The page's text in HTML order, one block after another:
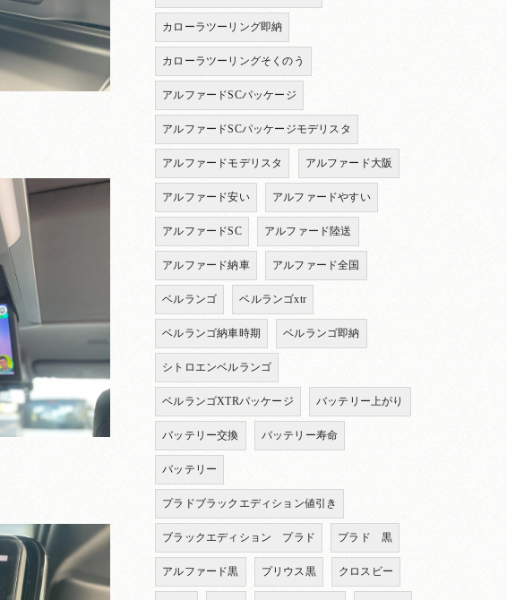
カローラツーリング即納
カローラツーリングそくのう
アルファードSCパッケージ
アルファードSCパッケージモデリスタ
アルファードモデリスタ アルファード大阪
アルファード安い アルファードやすい
アルファードSC アルファード陸送
アルファード納車 アルファード全国
ベルランゴ ベルランゴxtr
ベルランゴ納車時期 ベルランゴ即納
シトロエンベルランゴ
ベルランゴXTRパッケージ バッテリー上がり
バッテリー交換 バッテリー寿命
バッテリー
プラドブラックエディション値引き
ブラックエディション プラド プラド 黒
アルファード黒 プリウス黒 クロスビー